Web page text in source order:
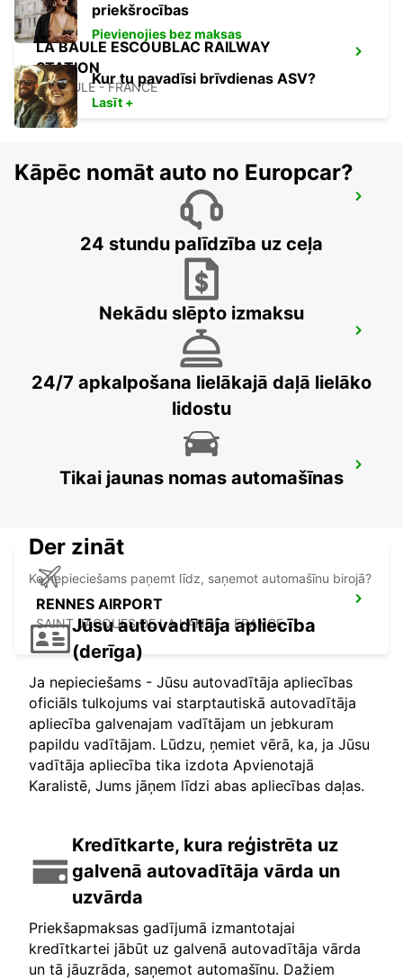
LA BAULE ESCOUBLAC RAILWAY
STATION
LA BAULE - FRANCE
VANNES RAILWAY STATION
CHATEAUBRIANT
CHATEAUBRIANT - FRANCE
RENNES AIRPORT
SAINT JACQUES DE LA LANDE - FRANCE
priekšrocības
Pievienojies bez maksas
Kur tu pavadīsi brīvdienas ASV?
Lasīt +
Kāpēc nomāt auto no Europcar?
24 stundu palīdzība uz ceļa
Nekādu slēpto izmaksu
24/7 apkalpošana lielākajā daļā lielāko
lidostu
Tikai jaunas nomas automašīnas
Der zināt
Ko nepieciešams paņemt līdz, saņemot automašīnu birojā?
Jūsu autovadītāja apliecība
(derīga)
Ja nepieciešams - Jūsu autovadītāja apliecības
oficiāls tulkojums vai starptautiskā autovadītāja
apliecība galvenajam vadītājam un jebkuram
papildu vadītājam. Lūdzu, ņemiet vērā, ka, ja Jūsu
vadītāja apliecība tika izdota Apvienotajā
Karalistē, Jums jāņem līdzi abas apliecības daļas.
Kredītkarte, kura reģistrēta uz
galvenā autovadītāja vārda un
uzvārda
Priekšapmaksas gadījumā izmantotajai
kredītkartei jābūt uz galvenā autovadītāja vārda
un tā jāuzrāda, saņemot automašīnu. Dažiem